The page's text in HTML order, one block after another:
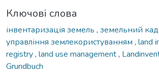
Ключові слова
інвентаризація земель , земельний
управління землекористуванням , land
registry, land use management,
Grundbuch